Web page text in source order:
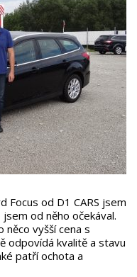
Focus od D1 CARS jsem
od něho očekával.
něco vyšší cena s
odpovídá kvalitě a stavu
patří ochota a